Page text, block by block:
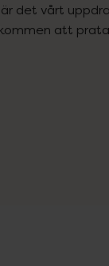
det vårt
att prata